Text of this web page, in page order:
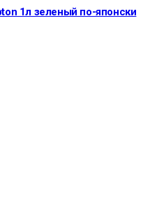
1л зеленый по-японски